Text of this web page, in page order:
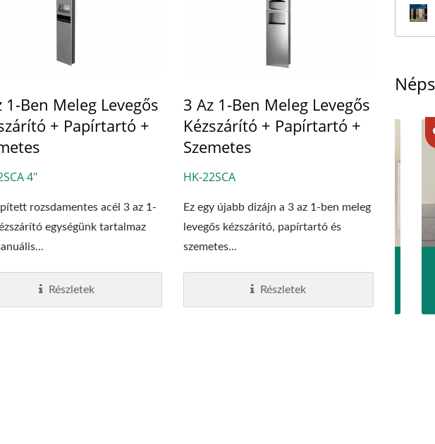
1-Ben Meleg Levegős
+ Papírtartó +
4"
rozsdamentes acél 3 az 1-
egységünk tartalmaz
Részletek
3 Az 1-Ben Meleg Levegős
Kézszárító + Papírtartó +
Szemetes
HK-22SCA
Ez egy újabb dizájn a 3 az 1-ben meleg
levegős kézszárító, papírtartó és
szemetes...
Részletek
CSDT Felső Utántöltős
Szappanadagoló
EcoHygiene Nagy Sebességű
Kézszárító